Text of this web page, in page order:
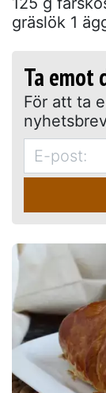
gräslök 1
Ta emot
För att ta